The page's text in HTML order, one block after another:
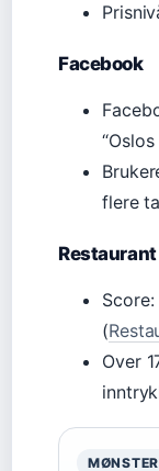
Facebook
flere
(
Over